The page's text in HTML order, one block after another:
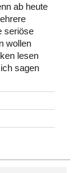
ab heute
seriöse
wollen
lesen
sagen